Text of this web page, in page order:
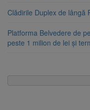
Clădirile Duplex de lângă
Platforma Belvedere de
peste 1 milion de lei și